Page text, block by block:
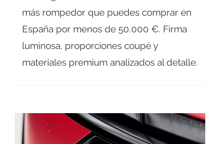
más rompedor que puedes comprar en
España por menos de 50.000 €. Firma
luminosa, proporciones coupé y
materiales premium analizados al detalle.